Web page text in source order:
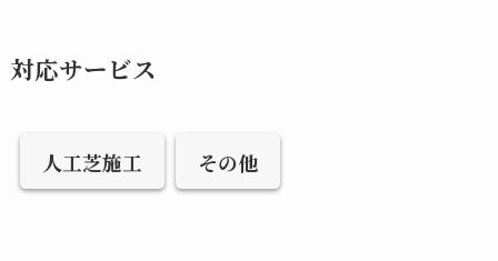
対応サービス
人工芝施工 その他